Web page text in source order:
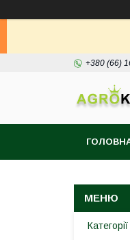
+380 (66)